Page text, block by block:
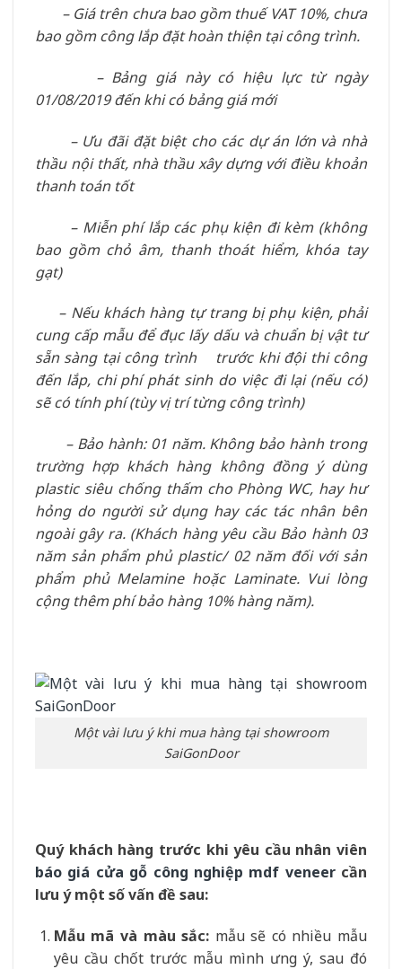
– Giá trên chưa bao gồm thuế VAT 10%, chưa
bao gồm công lắp đặt hoàn thiện tại công trình.
– Bảng giá này có hiệu lực từ ngày
01/08/2019 đến khi có bảng giá mới
– Ưu đãi đặt biệt cho các dự án lớn và nhà
thầu nội thất, nhà thầu xây dựng với điều khoản
thanh toán tốt
– Miễn phí lắp các phụ kiện đi kèm (không
bao gồm chỏ âm, thanh thoát hiểm, khóa tay
gạt)
– Nếu khách hàng tự trang bị phụ kiện, phải
cung cấp mẫu để đục lấy dấu và chuẩn bị vật tư
sẵn sàng tại công trình trước khi đội thi công
đến lắp, chi phí phát sinh do việc đi lại (nếu có)
sẽ có tính phí (tùy vị trí từng công trình)
– Bảo hành: 01 năm. Không bảo hành trong
trường hợp khách hàng không đồng ý dùng
plastic siêu chống thấm cho Phòng WC, hay hư
hỏng do người sử dụng hay các tác nhân bên
ngoài gây ra. (Khách hàng yêu cầu Bảo hành 03
năm sản phẩm phủ plastic/ 02 năm đối với sản
phẩm phủ Melamine hoặc Laminate. Vui lòng
cộng thêm phí bảo hàng 10% hàng năm).
Một vài lưu ý khi mua hàng tại showroom
SaiGonDoor
Quý khách hàng trước khi yêu cầu nhân viên
báo giá cửa gỗ công nghiệp mdf veneercần
lưu ý một số vấn đề sau:
Mẫu mã và màu sắc: mẫu sẽ có nhiều mẫu
yêu cầu chốt trước mẫu mình ưng ý, sau đó